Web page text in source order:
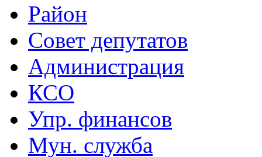
Район
Совет депутатов
Администрация
КСО
Упр. финансов
Мун. служба